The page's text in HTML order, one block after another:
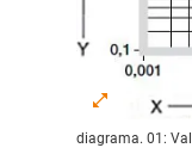
diagrama. 01: